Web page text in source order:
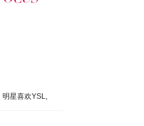
明星喜欢YSL,